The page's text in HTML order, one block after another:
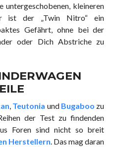
untergeschobenen, kleineren
ist der „Twin Nitro“ ein
Gefährt, ohne bei der
oder Dich Abstriche zu
, Teutonia und Bugaboo zu
der Test zu findenden
Foren sind nicht so breit
Herstellern. Das mag daran